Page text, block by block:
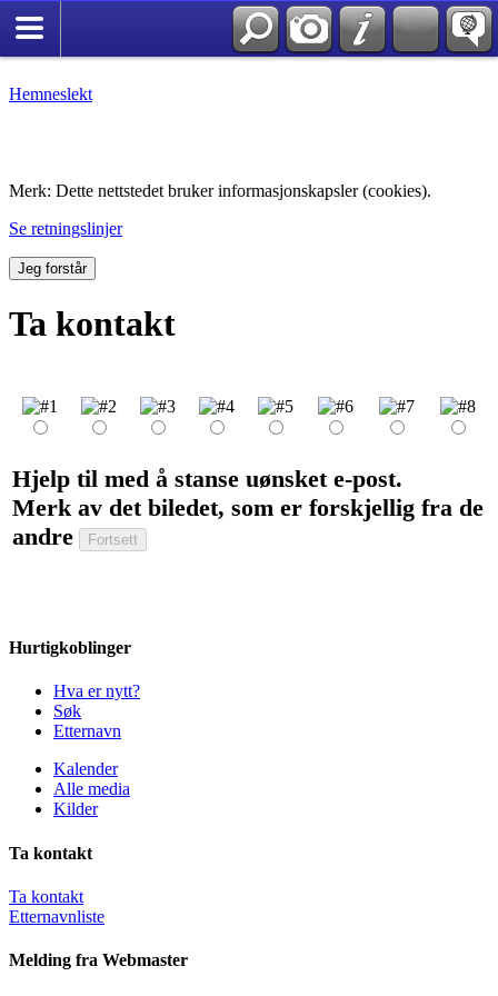
Hemneslekt
Merk: Dette nettstedet bruker informasjonskapsler (cookies).
Se retningslinjer
Jeg forstår
Ta kontakt
Hjelp til med å stanse uønsket e-post.
Merk av det biledet, som er forskjellig fra de
andre
Hurtigkoblinger
Hva er nytt?
Søk
Etternavn
Kalender
Alle media
Kilder
Ta kontakt
Ta kontakt
Etternavnliste
Melding fra Webmaster